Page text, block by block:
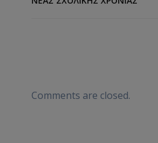
Comments are closed.